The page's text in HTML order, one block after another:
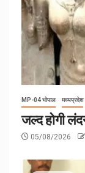
MP-04 भोपाल मध्यप्रदेश
जल्द होगी
05/08/2026